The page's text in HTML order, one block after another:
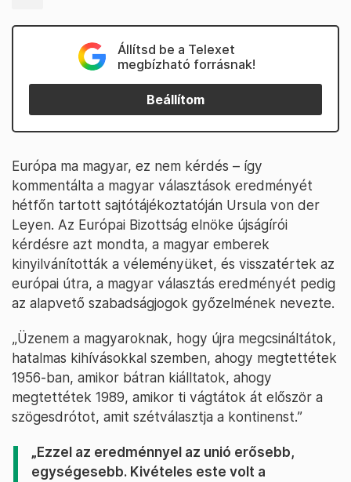
Állítsd be a Telexet
megbízható forrásnak!
Beállítom
Európa ma magyar, ez nem kérdés – így
kommentálta a magyar választások eredményét
hétfőn tartott sajtótájékoztatóján Ursula von der
Leyen. Az Európai Bizottság elnöke újságírói
kérdésre azt mondta, a magyar emberek
kinyilvánították a véleményüket, és visszatértek az
európai útra, a magyar választás eredményét pedig
az alapvető szabadságjogok győzelmének nevezte.
„Üzenem a magyaroknak, hogy újra megcsináltátok,
hatalmas kihívásokkal szemben, ahogy megtettétek
1956-ban, amikor bátran kiálltatok, ahogy
megtettétek 1989, amikor ti vágtátok át először a
szögesdrótot, amit szétválasztja a kontinenst.”
„Ezzel az eredménnyel az unió erősebb,
egységesebb. Kivételes este volt a